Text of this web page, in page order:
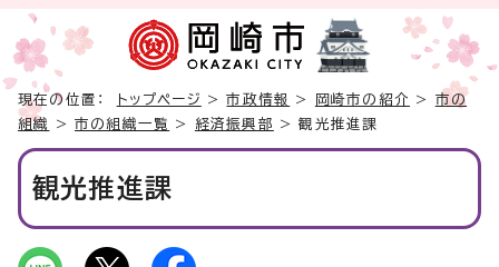
現在の位置： トップページ >市政情報 > 岡崎市の紹介 > 市の
組織
>市の組織一覧 > 経済振興部 > 観光推進課
観光推進課